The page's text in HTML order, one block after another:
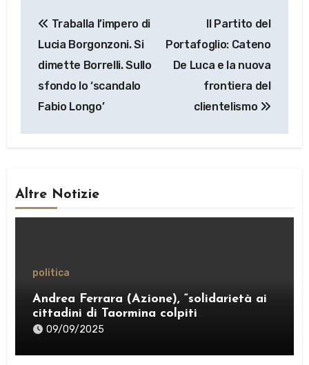
articoli
Traballa l’impero di
Lucia Borgonzoni. Si
dimette Borrelli. Sullo
sfondo lo ‘scandalo
Fabio Longo’
Il Partito del
Portafoglio: Cateno
De Luca e la nuova
frontiera del
clientelismo
Altre Notizie
politica
Andrea Ferrara (Azione), “solidarietà ai
cittadini di Taormina colpiti
dall’ordinanza sui rifiuti; sostegno al
PRT”
09/09/2025